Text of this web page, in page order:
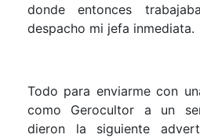
donde entonces
despacho mi jefa inmediata.
Todo para enviarme con
como Gerocultor a un
dieron la siguiente